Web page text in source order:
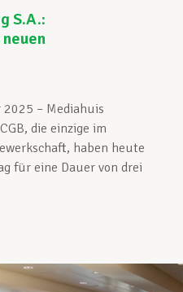
S.A.:
– Mediahuis
die einzige im
haben heute
für eine Dauer von drei